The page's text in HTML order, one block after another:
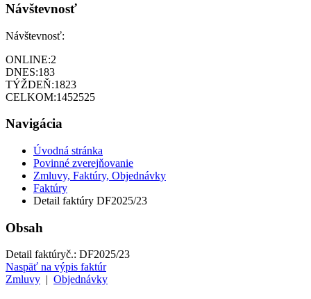
Návštevnosť
Návštevnosť:
ONLINE:2
DNES:183
TÝŽDEŇ:1823
CELKOM:1452525
Navigácia
Úvodná stránka
Povinné zverejňovanie
Zmluvy, Faktúry, Objednávky
Faktúry
Detail faktúry DF2025/23
Obsah
Detail faktúryč.: DF2025/23
Naspäť na výpis faktúr
Zmluvy
Objednávky